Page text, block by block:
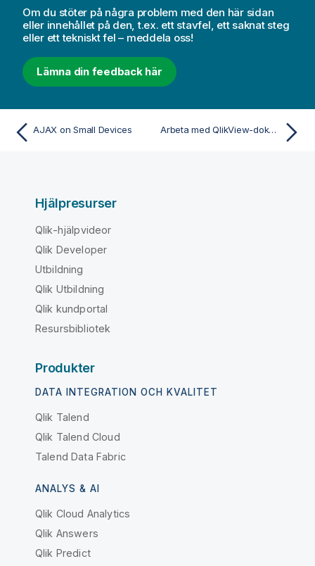
n
g
o
m
i
n
r
o
n
Om du stöter på några problem med den här sidan
eller innehållet på den, t.ex. ett stavfel, ett saknat steg
eller ett tekniskt fel – meddela oss!
Lämna din feedback här
AJAX on Small Devices Arbeta med QlikView-dokument på små enheter
Hjälpresurser
Qlik-hjälpvideor
Qlik Developer
Utbildning
Qlik Utbildning
Qlik kundportal
Resursbibliotek
Produkter
DATA INTEGRATION OCH KVALITET
Qlik Talend
Qlik Talend Cloud
Talend Data Fabric
ANALYS & AI
Qlik Cloud Analytics
Qlik Answers
Qlik Predict